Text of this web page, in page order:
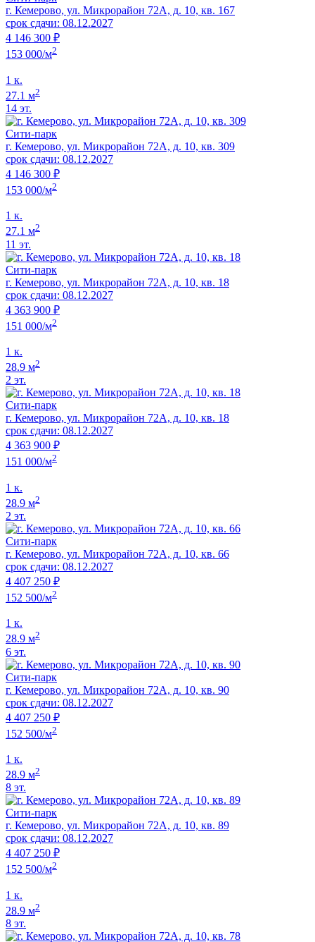
г. Кемерово, ул. Микрорайон 72А, д. 10, кв. 167
срок сдачи: 08.12.2027
4 146 300 ₽
153 000/м2
1 к.
27.1 м2
14 эт.
Сити-парк
г. Кемерово, ул. Микрорайон 72А, д. 10, кв. 309
срок сдачи: 08.12.2027
4 146 300 ₽
153 000/м2
1 к.
27.1 м2
11 эт.
Сити-парк
г. Кемерово, ул. Микрорайон 72А, д. 10, кв. 18
срок сдачи: 08.12.2027
4 363 900 ₽
151 000/м2
1 к.
28.9 м2
2 эт.
Сити-парк
г. Кемерово, ул. Микрорайон 72А, д. 10, кв. 18
срок сдачи: 08.12.2027
4 363 900 ₽
151 000/м2
1 к.
28.9 м2
2 эт.
Сити-парк
г. Кемерово, ул. Микрорайон 72А, д. 10, кв. 66
срок сдачи: 08.12.2027
4 407 250 ₽
152 500/м2
1 к.
28.9 м2
6 эт.
Сити-парк
г. Кемерово, ул. Микрорайон 72А, д. 10, кв. 90
срок сдачи: 08.12.2027
4 407 250 ₽
152 500/м2
1 к.
28.9 м2
8 эт.
Сити-парк
г. Кемерово, ул. Микрорайон 72А, д. 10, кв. 89
срок сдачи: 08.12.2027
4 407 250 ₽
152 500/м2
1 к.
28.9 м2
8 эт.